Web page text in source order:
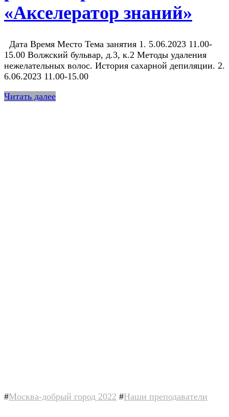
«Акселератор знаний»
Дата Время Место Тема занятия 1. 5.06.2023 11.00-
15.00 Волжский бульвар, д.3, к.2 Методы удаления
нежелательных волос. История сахарной депиляции. 2.
6.06.2023 11.00-15.00
Читать далее
#Москва-добрый город 2022 #Наши преподаватели